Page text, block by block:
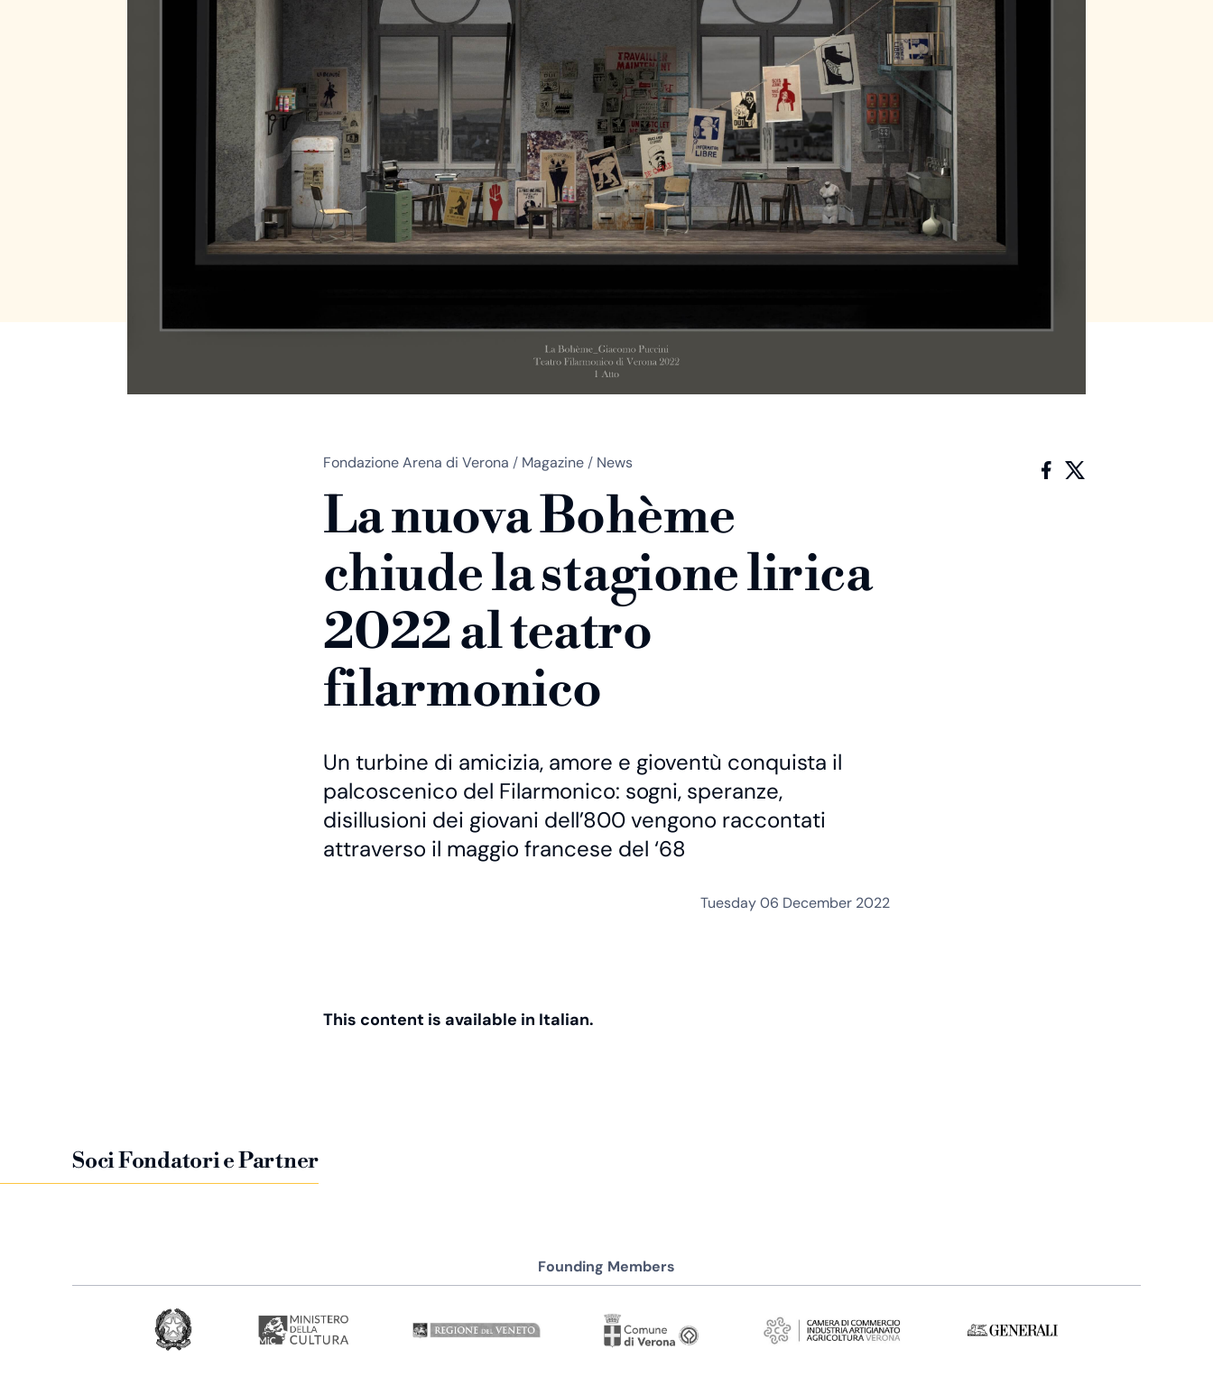
Fondazione Arena di Verona / Magazine / News
La nuova Bohème
chiude la stagione lirica
2022 al teatro
filarmonico
Un turbine di amicizia, amore e gioventù conquista il
palcoscenico del Filarmonico: sogni, speranze,
disillusioni dei giovani dell’800 vengono raccontati
attraverso il maggio francese del ‘68
Tuesday 06 December 2022
This content is available in Italian.
Soci Fondatori e Partner
Founding Members